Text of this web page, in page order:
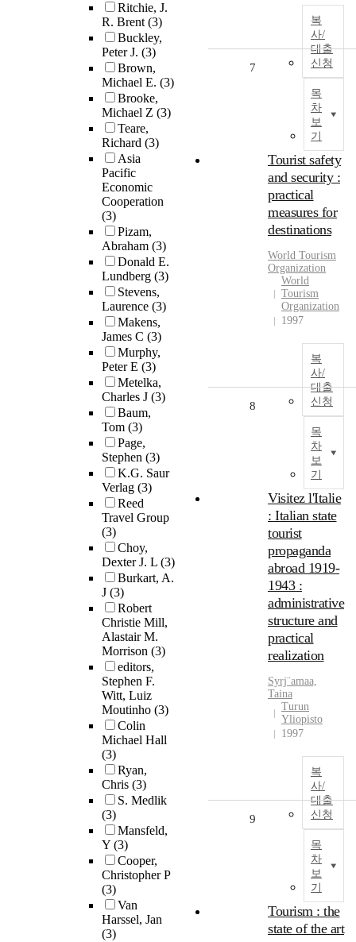
Ritchie, J.
R. Brent(3)
Buckley,
Peter J. (3)
Brown,
Michael E. (3)
Brooke,
Michael Z (3)
Teare,
Richard (3)
Asia
Pacific
Economic
Cooperation
(3)
Pizam,
Abraham (3)
Donald E.
Lundberg (3)
Stevens,
Laurence (3)
Makens,
James C (3)
Murphy,
Peter E (3)
Metelka,
Charles J (3)
Baum,
Tom (3)
Page,
Stephen (3)
K.G. Saur
Verlag (3)
Reed
Travel Group
(3)
Choy,
Dexter J. L (3)
Burkart, A.
J (3)
Robert
Christie Mill,
Alastair M.
Morrison (3)
editors,
Stephen F.
Witt, Luiz
Moutinho (3)
Colin
Michael Hall
(3)
Ryan,
Chris (3)
S. Medlik
(3)
Mansfeld,
Y (3)
Cooper,
Christopher P
(3)
Van
Harssel, Jan
(3)
복
사/
대출
신청
목
차
보
기
7
Tourist safety
and security :
practical
measures for
destinations
World Tourism
Organization
World
Tourism
Organization
1997
복
사/
대출
신청
목
차
보
기
8
Visitez l'Italie
: Italian state
tourist
propaganda
abroad 1919-
1943 :
administrative
structure and
practical
realization
Syrj¨amaa,
Taina
Turun
Yliopisto
1997
복
사/
대출
신청
목
차
보
기
9
Tourism : the
state of the art